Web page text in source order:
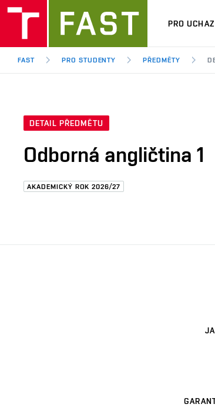
PRO
FAST PRO STUDENTY PŘEDMĚTY
DETAIL PŘEDMĚTU
Odborná angličtina 1
AKADEMICKÝ ROK 2026/27